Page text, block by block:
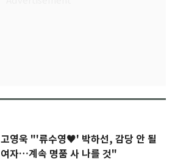
고영욱 "'류수영♥' 박하선, 감당 안 될
여자…계속 명품 사 나를 것"